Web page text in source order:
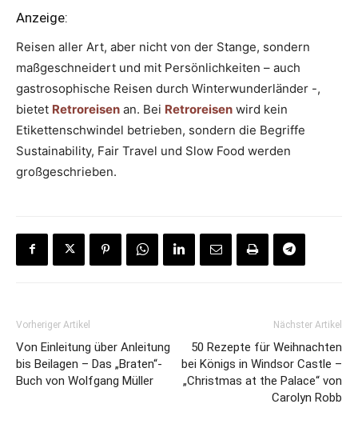
Anzeige:
Reisen aller Art, aber nicht von der Stange, sondern
maßgeschneidert und mit Persönlichkeiten – auch
gastrosophische Reisen durch Winterwunderländer -,
bietet Retroreisen an. Bei Retroreisen wird kein
Etikettenschwindel betrieben, sondern die Begriffe
Sustainability, Fair Travel und Slow Food werden
großgeschrieben.
Vorheriger Artikel
Von Einleitung über Anleitung
bis Beilagen – Das „Braten“-
Buch von Wolfgang Müller
Nächster Artikel
50 Rezepte für Weihnachten
bei Königs in Windsor Castle –
„Christmas at the Palace“ von
Carolyn Robb